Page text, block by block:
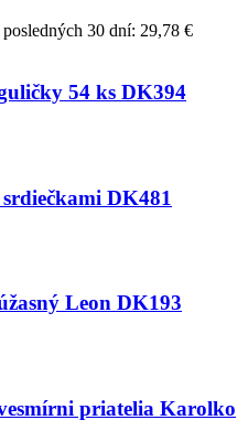
30 dní: 29,78 €
54 ks DK394
DK481
Leon DK193
priatelia Karolko